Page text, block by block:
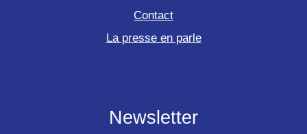
Contact
La presse en parle
Newsletter